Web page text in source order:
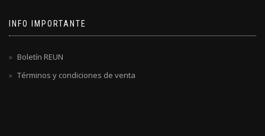
INFO IMPORTANTE
Boletín REUN
Términos y condiciones de venta